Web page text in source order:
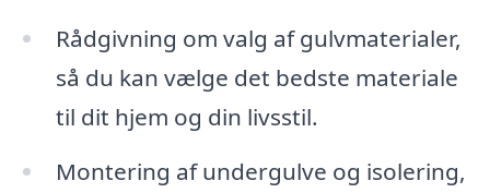
Rådgivning om valg af gulvmaterialer,
så du kan vælge det bedste materiale
til dit hjem og din livsstil.
Montering af undergulve og isolering,